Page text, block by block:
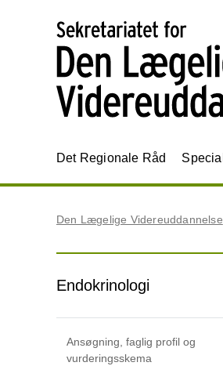
Det Regionale Råd
Den Lægelige Videreuddannelse
Endokrinologi
Ansøgning, faglig profil og
vurderingsskema